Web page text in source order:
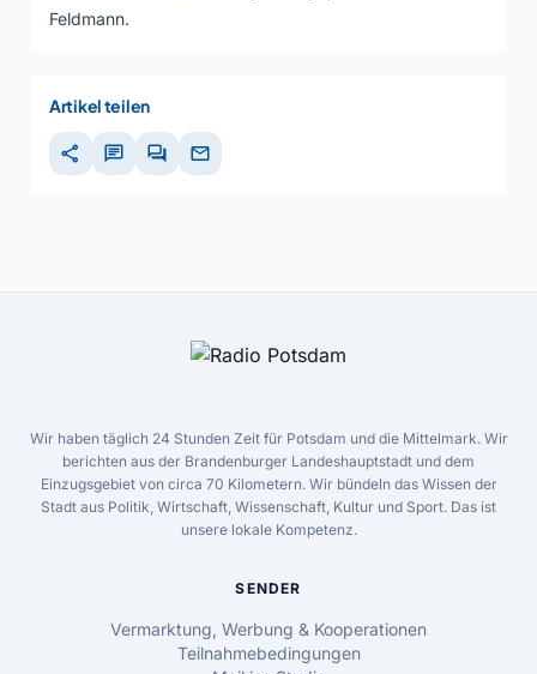
Feldmann.
Artikel teilen
share chat forum mail
Wir haben täglich 24 Stunden Zeit für Potsdam und die Mittelmark. Wir
berichten aus der Brandenburger Landeshauptstadt und dem
Einzugsgebiet von circa 70 Kilometern. Wir bündeln das Wissen der
Stadt aus Politik, Wirtschaft, Wissenschaft, Kultur und Sport. Das ist
unsere lokale Kompetenz.
SENDER
Vermarktung, Werbung & Kooperationen
Teilnahmebedingungen